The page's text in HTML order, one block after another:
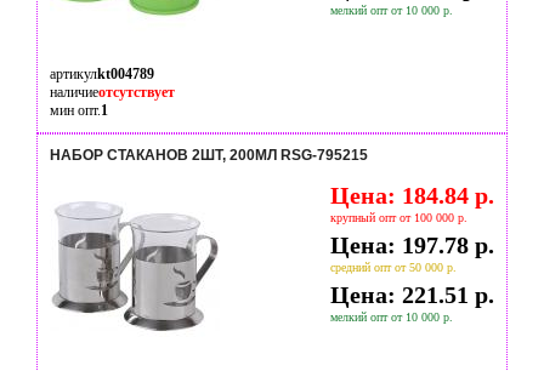
мелкий опт от 10 000 р.
артикулkt004789
наличиеотсутствует
мин опт.1
НАБОР СТАКАНОВ 2ШТ, 200МЛ RSG-795215
Цена: 184.84 р.
крупный опт от 100 000 р.
Цена: 197.78 р.
средний опт от 50 000 р.
Цена: 221.51 р.
мелкий опт от 10 000 р.